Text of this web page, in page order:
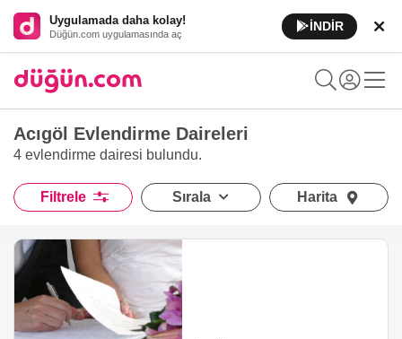
Uygulamada daha kolay!
Düğün.com uygulamasında aç
İNDİR
Acıgöl Evlendirme Daireleri
4 evlendirme dairesi bulundu.
Filtrele Sırala Harita